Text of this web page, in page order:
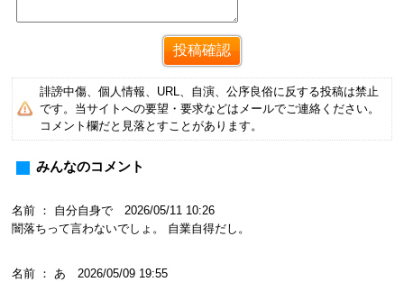
誹謗中傷、個人情報、URL、自演、公序良俗に反する投稿は禁止
です。当サイトへの要望・要求などはメールでご連絡ください。
コメント欄だと見落とすことがあります。
みんなのコメント
名前 ： 自分自身で 2026/05/11 10:26
闇落ちって言わないでしょ。 自業自得だし。
名前 ： あ 2026/05/09 19:55